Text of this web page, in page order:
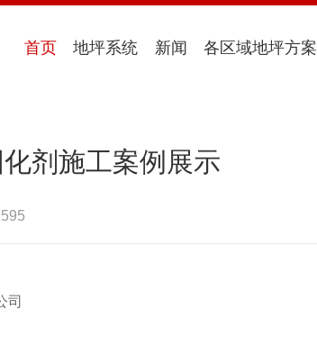
首页 地坪系统 新闻 各区域地坪方案
剂施工案例展示
司